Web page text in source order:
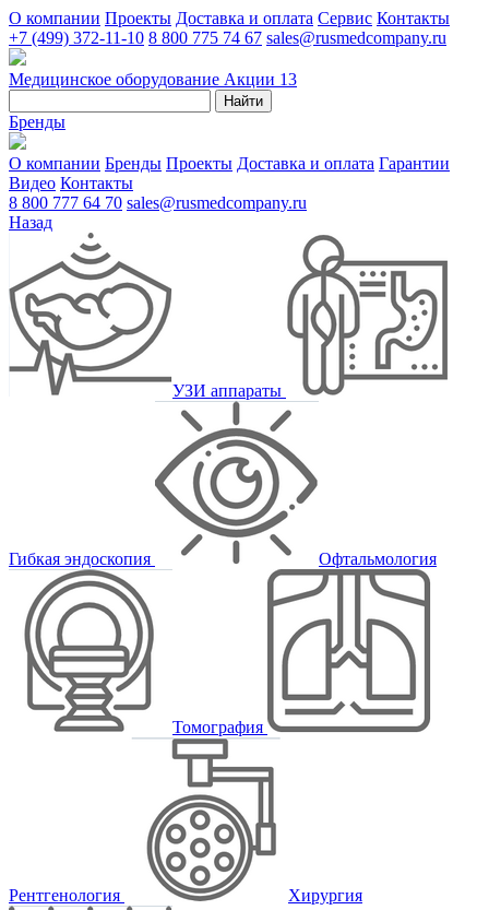
О компании Проекты Доставка и оплата Сервис Контакты
+7 (499) 372-11-10 8 800 775 74 67 sales@rusmedcompany.ru
Медицинское оборудование Акции 13
Найти
Бренды
О компании Бренды Проекты Доставка и оплата Гарантии
Видео Контакты
8 800 777 64 70 sales@rusmedcompany.ru
Назад
УЗИ аппараты
Гибкая эндоскопия Офтальмология
Томография
Рентгенология Хирургия